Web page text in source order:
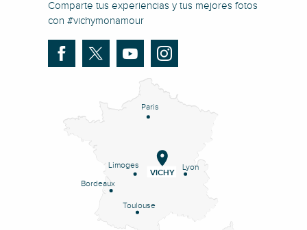
Comparte tus experiencias y tus mejores fotos
con #vichymonamour
Paris
Lyon
Limoges
Bordeaux
Toulouse
VICHY